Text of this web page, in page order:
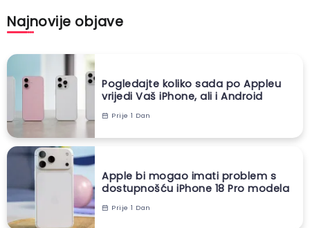
Najnovije objave
Pogledajte koliko sada po Appleu
vrijedi Vaš iPhone, ali i Android
Prije 1 Dan
Apple bi mogao imati problem s
dostupnošću iPhone 18 Pro modela
Prije 1 Dan